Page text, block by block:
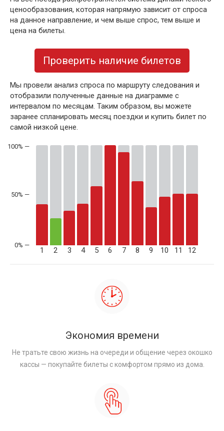
ценообразования, которая напрямую зависит от спроса
на данное направление, и чем выше спрос, тем выше и
цена на билеты.
Проверить наличие билетов
Мы провели анализ спроса по маршруту следования и
отобразили полученные данные на диаграмме с
интервалом по месяцам. Таким образом, вы можете
заранее спланировать месяц поездки и купить билет по
самой низкой цене.
50% —
1 2 3 4 5 6 7 8 9 10 11 12
Экономия времени
Не тратьте свою жизнь на очереди и общение через окошко
кассы — покупайте билеты с комфортом прямо из дома.